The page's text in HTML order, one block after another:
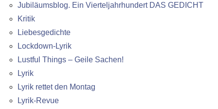
Jubiläumsblog. Ein Vierteljahrhundert DAS GEDICHT
Kritik
Liebesgedichte
Lockdown-Lyrik
Lustful Things – Geile Sachen!
Lyrik
Lyrik rettet den Montag
Lyrik-Revue